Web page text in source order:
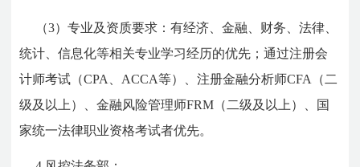
（3）专业及资质要求：有经济、金融、财务、法律、
统计、信息化等相关专业学习经历的优先；通过注册会
计师考试（CPA、ACCA等）、注册金融分析师CFA（二
级及以上）、金融风险管理师FRM（二级及以上）、国
家统一法律职业资格考试者优先。